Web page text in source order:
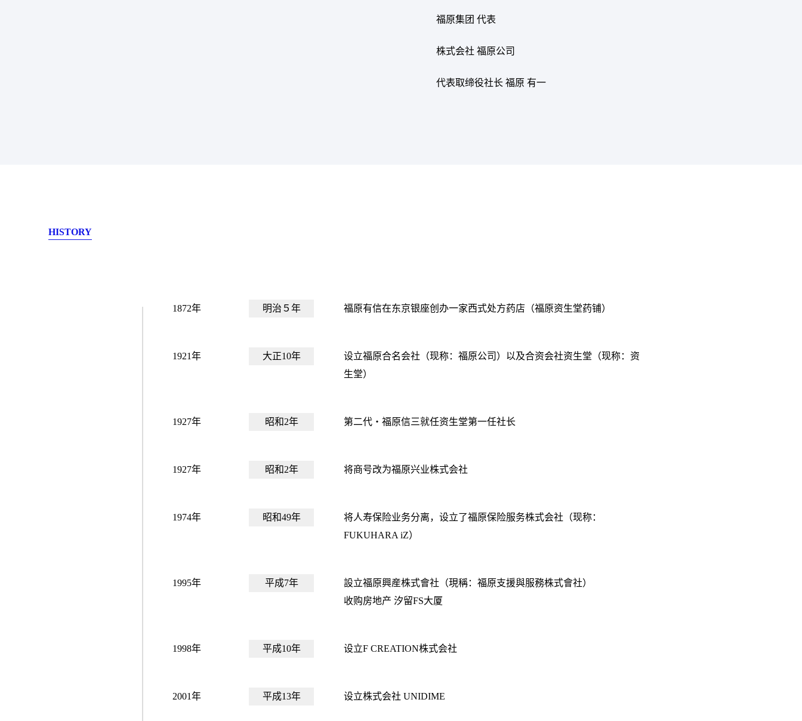
福原集团 代表
株式会社 福原公司
代表取缔役社长 福原 有一
HISTORY
1872年 明治５年 福原有信在东京银座创办一家西式处方药店（福原资生堂药铺）
1921年 大正10年
设立福原合名会社（现称：福原公司）以及合资会社资生堂（现称：资
生堂）
1927年 昭和2年 第二代・福原信三就任资生堂第一任社长
1927年 昭和2年 将商号改为福原兴业株式会社
1974年 昭和49年
将人寿保险业务分离，设立了福原保险服务株式会社（现称：
FUKUHARA iZ）
1995年 平成7年
設立福原興産株式會社（現稱：福原支援與服務株式會社）
收购房地产 汐留FS大厦
1998年 平成10年 设立F CREATION株式会社
2001年 平成13年 设立株式会社 UNIDIME